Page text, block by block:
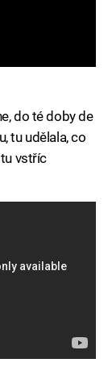
do té doby de
tu udělala, co
vstříc